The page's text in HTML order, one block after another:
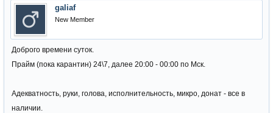
galiaf
New Member
Доброго времени суток.
Прайм (пока карантин) 24\7, далее 20:00 - 00:00 по Мск.
Адекватность, руки, голова, исполнительность, микро, донат - все в
наличии.